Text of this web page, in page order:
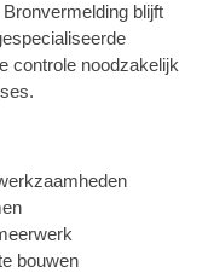
blijft
controle noodzakelijk
bouwen